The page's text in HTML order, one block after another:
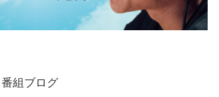
番組ブログ